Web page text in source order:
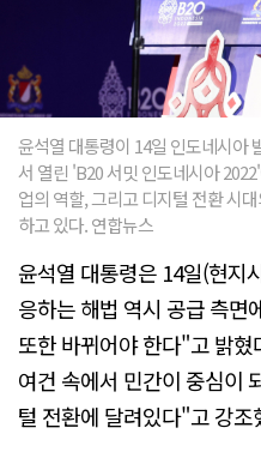
윤석열 대통령이 14일 인도네시아
서 열린 'B20 서밋 인도네시아
업의 역할, 그리고 디지털 전환 시
하고 있다. 연합뉴스
윤석열 대통령은 14일(현지
응하는 해법 역시 공급 측면
또한 바뀌어야 한다"고 밝
여건 속에서 민간이 중심이
털 전환에 달려있다"고 강조